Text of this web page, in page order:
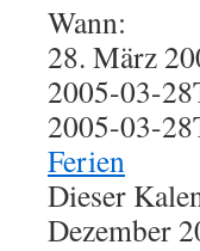
Wann:
28. März
2005-03-
2005-03-
Ferien
Dieser
Dezember